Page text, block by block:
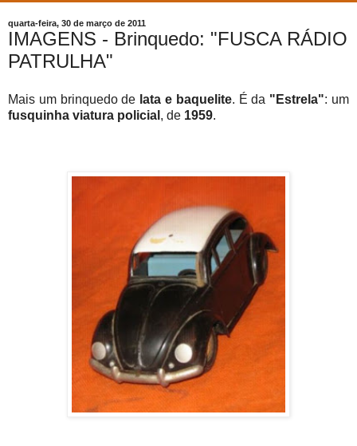
quarta-feira, 30 de março de 2011
IMAGENS - Brinquedo: "FUSCA RÁDIO
PATRULHA"
Mais um brinquedo de lata e baquelite. É da "Estrela": um
fusquinha viatura policial , de 1959.